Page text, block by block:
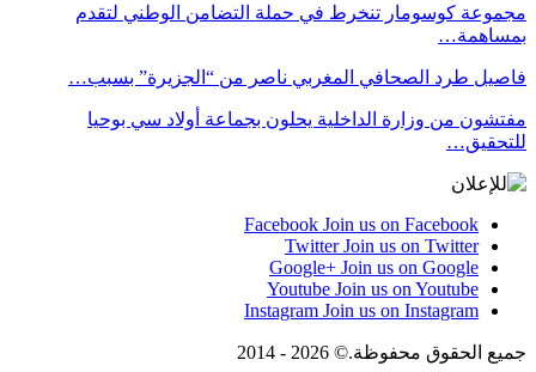
مجموعة كوسومار تنخرط في حملة التضامن الوطني لتقدم
بمساهمة…
فاصيل طرد الصحافي المغربي ناصر من “الجزيرة” بسبب…
مفتشون من وزارة الداخلية يحلون بجماعة أولاد سي بوحيا
للتحقيق…
Facebook Join us on Facebook
Twitter Join us on Twitter
Google+ Join us on Google
Youtube Join us on Youtube
Instagram Join us on Instagram
جميع الحقوق محفوظة.© 2026 - 2014